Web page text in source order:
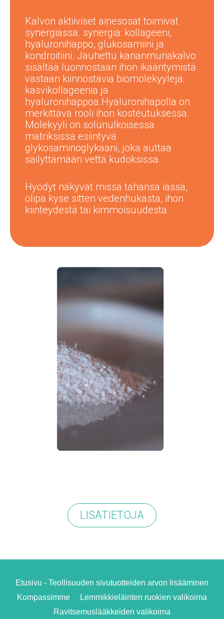
Kalvon aktiiviset ainesosat toimivat
synergiassa. synergia: kollageeni,
hyaluronihappo, glukosamiini ja
kondroitiini. Jauhettu kananmunakalvo
sisältää luonnostaan ihon ikääntymistä
vastaan kiinnostavia biomolekyylejä:
kasvikollageenia ja
hyaluronihappoa.Hyaluronihapolla on
merkittävä rooli ihon kosteutuksessa.
Molekyyli on solunulkoisessa
matriksissa esiintyvä
glykosaminoglykaani, joka auttaa
säilyttämään vettä kudoksissa.
Hyödyt näkyvät missä tahansa iässä,
olipa kyse sitten vedenhukasta, ihon
kiinteydestä tai kimmoisuudesta.
LISÄTIETOJA
Etusivu - Teollisuuden sivutuotteiden arvon lisääminen
Kompassimme
Lemmikkieläinten ruokien valikoima
Ravitsemuslääkkeiden valikoima